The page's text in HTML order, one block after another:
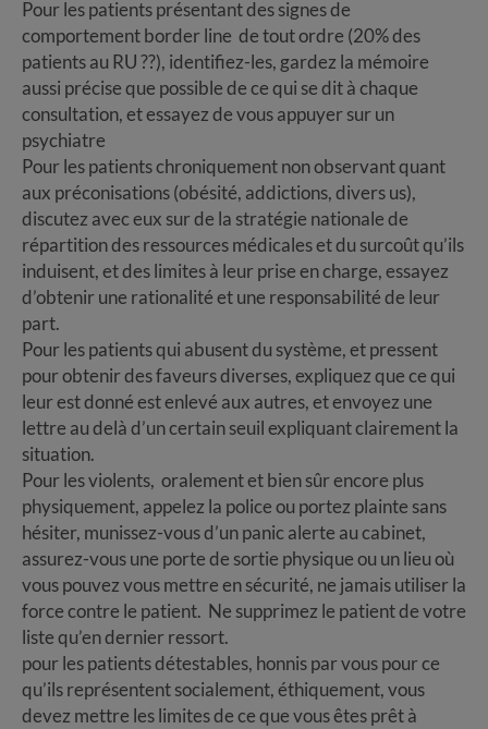
Pour les patients présentant des signes de
comportement border line de tout ordre (20% des
patients au RU ??), identifiez-les, gardez la mémoire
aussi précise que possible de ce qui se dit à chaque
consultation, et essayez de vous appuyer sur un
psychiatre
Pour les patients chroniquement non observant quant
aux préconisations (obésité, addictions, divers us),
discutez avec eux sur de la stratégie nationale de
répartition des ressources médicales et du surcoût qu’ils
induisent, et des limites à leur prise en charge, essayez
d’obtenir une rationalité et une responsabilité de leur
part.
Pour les patients qui abusent du système, et pressent
pour obtenir des faveurs diverses, expliquez que ce qui
leur est donné est enlevé aux autres, et envoyez une
lettre au delà d’un certain seuil expliquant clairement la
situation.
Pour les violents, oralement et bien sûr encore plus
physiquement, appelez la police ou portez plainte sans
hésiter, munissez-vous d’un panic alerte au cabinet,
assurez-vous une porte de sortie physique ou un lieu où
vous pouvez vous mettre en sécurité, ne jamais utiliser la
force contre le patient. Ne supprimez le patient de votre
liste qu’en dernier ressort.
pour les patients détestables, honnis par vous pour ce
qu’ils représentent socialement, éthiquement, vous
devez mettre les limites de ce que vous êtes prêt à